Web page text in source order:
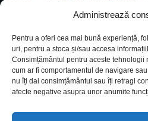
Administrează
Pentru a oferi cea mai bună experiență,
uri, pentru a stoca și/sau accesa
Consimțământul pentru aceste tehnologii
cum ar fi comportamentul de navigare
nu îți dai consimțământul sau îți retragi
afecte negative asupra unor anumite
Social
Politic
Economie
Sănătate